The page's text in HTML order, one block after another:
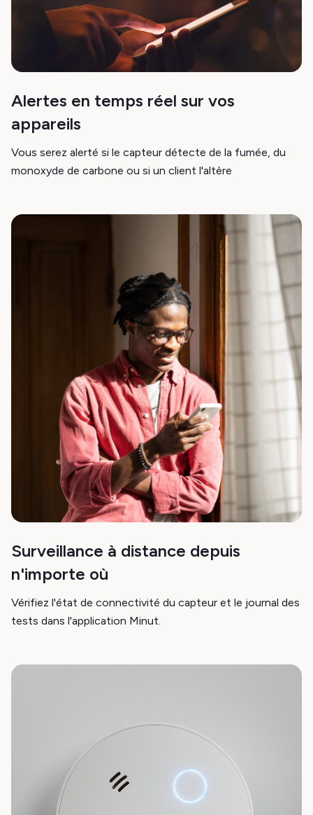
Alertes en temps réel sur vos
appareils
Vous serez alerté si le capteur détecte de la fumée, du
monoxyde de carbone ou si un client l'altère
Surveillance à distance depuis
n'importe où
Vérifiez l'état de connectivité du capteur et le journal des
tests dans l'application Minut.